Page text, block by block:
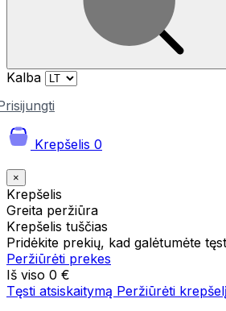
Kalba
Krepšelis 0
×
Krepšelis
Greita peržiūra
Krepšelis tuščias
Pridėkite prekių, kad galėtumėte
Peržiūrėti prekes
Iš viso 0 €
Tęsti atsiskaitymą Peržiūrėti krepšelį